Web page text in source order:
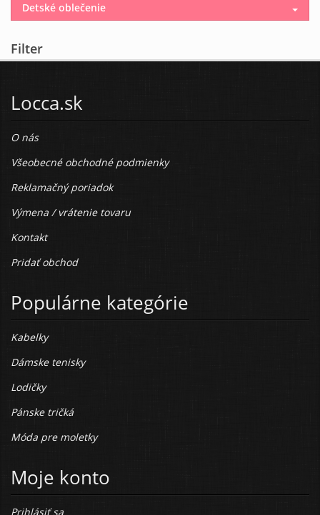
Detské oblečenie
Filter
Locca.sk
O nás
Všeobecné obchodné podmienky
Reklamačný poriadok
Výmena / vrátenie tovaru
Kontakt
Pridať obchod
Populárne kategórie
Kabelky
Dámske tenisky
Lodičky
Pánske tričká
Móda pre moletky
Moje konto
Prihlásiť sa